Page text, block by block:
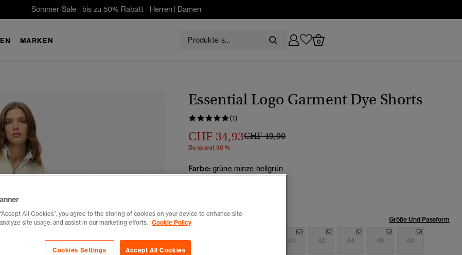
Sommer-Sale - bis zu 50% Rabatt - Herren | Damen
MARKEN 0
Essential Logo Garment Dye Shorts
(1)
CHF 34,93Preis wurde reduziert von
CHF 49,90bis
Du sparst 30 %
Farbe: grüne minze hellgrün
Auswählen Größe: Größe Und Passform
40 42 44 46 48
All Cookies”, you agree to the storing of cookies on your device to enhance site
site usage, and assist in our marketing efforts. Cookie Policy
Accept All Cookies
Cookies Settings